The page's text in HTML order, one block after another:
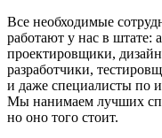
Все необходимые
работают у нас в штате:
проектировщики,
разработчики,
и даже специалисты по
Мы нанимаем лучших
но оно того стоит.